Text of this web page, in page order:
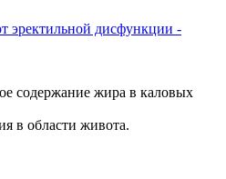
эректильной дисфункции -
содержание жира в каловых
в области живота.